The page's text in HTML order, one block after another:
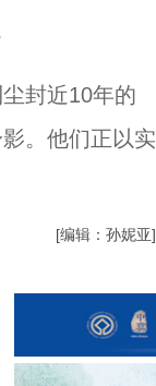
封近10年的
。他们正以实
[编辑：孙妮亚]